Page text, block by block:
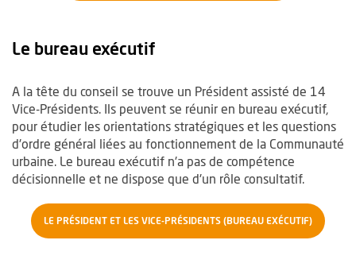
Le bureau exécutif
A la tête du conseil se trouve un Président assisté de 14
Vice-Présidents. Ils peuvent se réunir en bureau exécutif,
pour étudier les orientations stratégiques et les questions
d'ordre général liées au fonctionnement de la Communauté
urbaine. Le bureau exécutif n'a pas de compétence
décisionnelle et ne dispose que d'un rôle consultatif.
LE PRÉSIDENT ET LES VICE-PRÉSIDENTS (BUREAU EXÉCUTIF)